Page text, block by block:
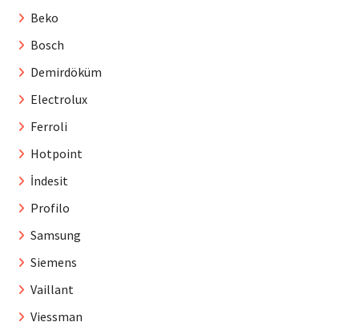
Beko
Bosch
Demirdöküm
Electrolux
Ferroli
Hotpoint
İndesit
Profilo
Samsung
Siemens
Vaillant
Viessman